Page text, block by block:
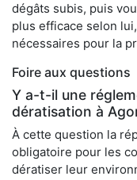
dégâts subis, puis
plus efficace selon
nécessaires pour la
Foire aux questions
Y a-t-il une
dératisation à
À cette question la
obligatoire pour les
dératiser leur